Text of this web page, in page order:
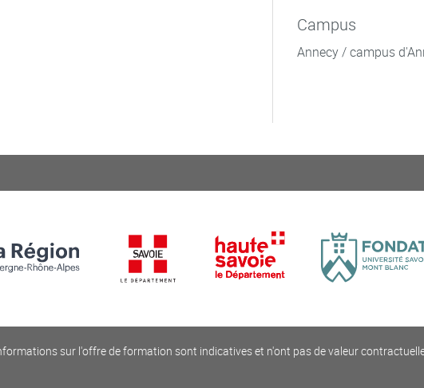
Campus
Annecy / campus
sur l'offre de formation sont indicatives et n'ont pas de valeur